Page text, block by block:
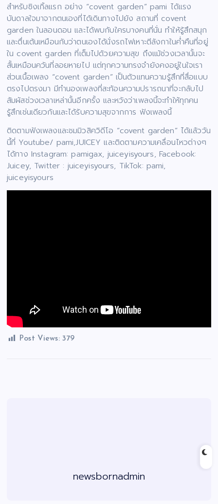
สำหรับซิงเกิ้ลแรก อย่าง “covent garden” pami ได้แรง
บันดาลใจมาจากตนเองที่ได้เดินทางไปยัง สถานที่ covent
garden ในลอนดอน และได้พบกับใครบางคนที่นั่น ทำให้รู้สึกสนุก
และตื่นเต้นเหมือนกับว่าตนเองได้นั่งรถไฟเหาะตีลังกาในค่ำคืนที่อยู่
ใน covent garden ที่เต็มไปด้วยความสุข ถึงแม้ช่วงเวลานั้นจะ
สั้นเหมือนควันที่ลอยหายไป แต่ทุกความทรงจำยังคงอยู่ในใจเรา
ส่วนเนื้อเพลง “covent garden” เป็นตัวแทนความรู้สึกที่สื่อแบบ
ตรงไปตรงมา มีทำนองเพลงที่สะท้อนความปรารถนาที่จะกลับไป
สัมผัสช่วงเวลาเหล่านั้นอีกครั้ง และหวังว่าเพลงนี้จะทำให้ทุกคน
รู้สึกเช่นเดียวกันและได้รับความสุขจากการ ฟังเพลงนี้
ติดตามฟังเพลงและชมมิวสิควิดีโอ “covent garden” ได้แล้ววัน
นี้ที่ Youtube/ pami,JUICEY และติดตามความเคลื่อนไหวต่างๆ
ได้ทาง Instagram: pamigax, juiceyisyours, Facebook:
Juicey, Twitter : juiceyisyours, TikTok: pami,
juiceyisyours
Post Views: 379
newsbornadmin